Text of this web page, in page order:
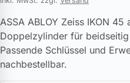
ASSA ABLOY Zeiss IKON 45
Doppelzylinder für
Passende Schlüssel und
nachbestellbar.